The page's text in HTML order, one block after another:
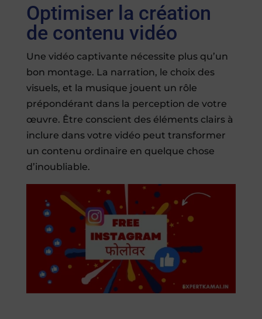
Optimiser la création
de contenu vidéo
Une vidéo captivante nécessite plus qu’un
bon montage. La narration, le choix des
visuels, et la musique jouent un rôle
prépondérant dans la perception de votre
œuvre. Être conscient des éléments clairs à
inclure dans votre vidéo peut transformer
un contenu ordinaire en quelque chose
d’inoubliable.